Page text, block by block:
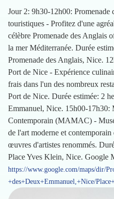
Jour 2: 9h30-12h00: Promenade
touristiques - Profitez d'une
célèbre Promenade des Anglais
la mer Méditerranée. Durée
Promenade des Anglais, Nice.
Port de Nice - Expérience
frais dans l'un des nombreux
Port de Nice. Durée estimée: 2
Emmanuel, Nice. 15h00-
Contemporain (MAMAC) -
de l'art moderne et contemporain
œuvres d'artistes renommés.
Place Yves Klein, Nice. Google
https://www.google.com/maps/dir/
+des+Deux+Emmanuel,+Nice/